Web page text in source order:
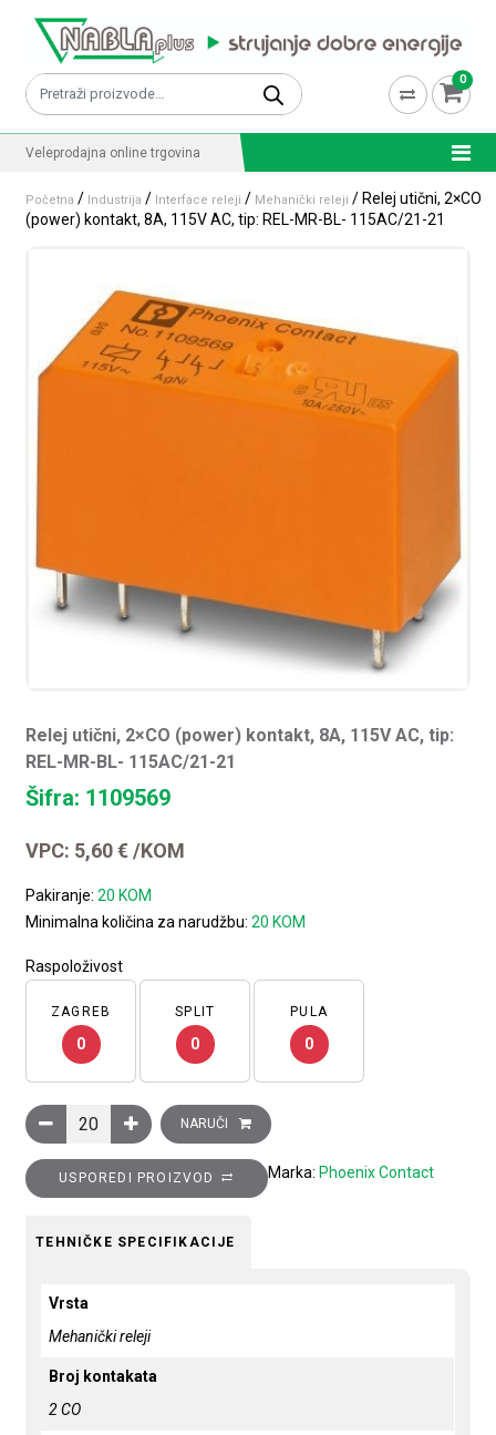
Pretraži: 0
Veleprodajna online trgovina
Početna / Industrija / Interface releji / Mehanički releji / Relej utični, 2×CO
(power) kontakt, 8A, 115V AC, tip: REL-MR-BL- 115AC/21-21
Relej utični, 2×CO (power) kontakt, 8A, 115V AC, tip:
REL-MR-BL- 115AC/21-21
Šifra: 1109569
VPC: 5,60€ /KOM
Pakiranje:20 KOM
Minimalna količina za narudžbu:20 KOM
Raspoloživost
ZAGREB
0
SPLIT
0
PULA
0
Relej utični, 2×CO (power) kontakt, 8A, 115V AC, tip: REL-
NARUČI
USPOREDI PROIZVOD Marka: Phoenix Contact
TEHNIČKE SPECIFIKACIJE
Vrsta
Mehanički releji
Broj kontakata
2 CO